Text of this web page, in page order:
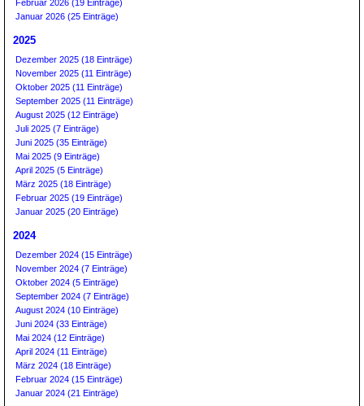
Februar 2026 (19 Einträge)
Januar 2026 (25 Einträge)
2025
Dezember 2025 (18 Einträge)
November 2025 (11 Einträge)
Oktober 2025 (11 Einträge)
September 2025 (11 Einträge)
August 2025 (12 Einträge)
Juli 2025 (7 Einträge)
Juni 2025 (35 Einträge)
Mai 2025 (9 Einträge)
April 2025 (5 Einträge)
März 2025 (18 Einträge)
Februar 2025 (19 Einträge)
Januar 2025 (20 Einträge)
2024
Dezember 2024 (15 Einträge)
November 2024 (7 Einträge)
Oktober 2024 (5 Einträge)
September 2024 (7 Einträge)
August 2024 (10 Einträge)
Juni 2024 (33 Einträge)
Mai 2024 (12 Einträge)
April 2024 (11 Einträge)
März 2024 (18 Einträge)
Februar 2024 (15 Einträge)
Januar 2024 (21 Einträge)